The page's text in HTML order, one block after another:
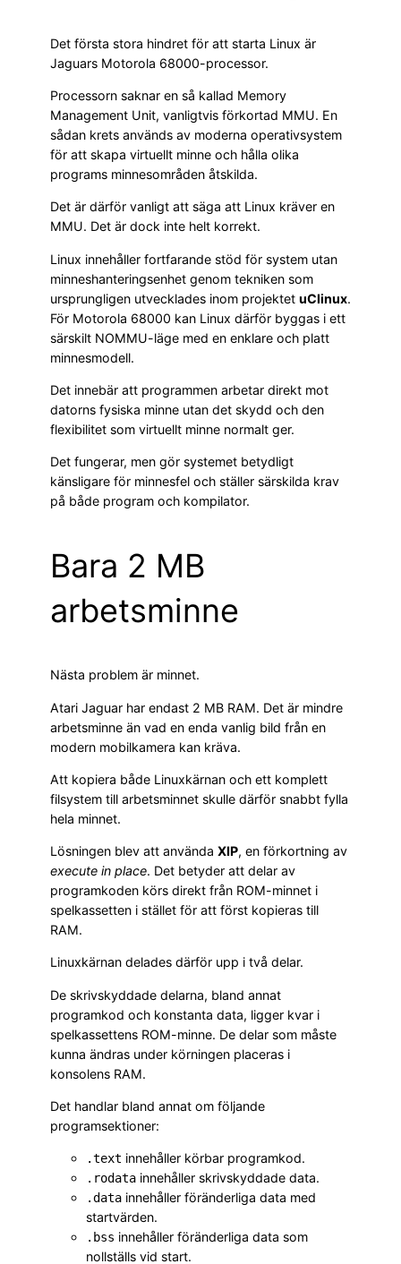
Det första stora hindret för att starta Linux är
Jaguars Motorola 68000-processor.
Processorn saknar en så kallad Memory
Management Unit, vanligtvis förkortad MMU. En
sådan krets används av moderna operativsystem
för att skapa virtuellt minne och hålla olika
programs minnesområden åtskilda.
Det är därför vanligt att säga att Linux kräver en
MMU. Det är dock inte helt korrekt.
Linux innehåller fortfarande stöd för system utan
minneshanteringsenhet genom tekniken som
ursprungligen utvecklades inom projektet uClinux.
För Motorola 68000 kan Linux därför byggas i ett
särskilt NOMMU-läge med en enklare och platt
minnesmodell.
Det innebär att programmen arbetar direkt mot
datorns fysiska minne utan det skydd och den
flexibilitet som virtuellt minne normalt ger.
Det fungerar, men gör systemet betydligt
känsligare för minnesfel och ställer särskilda krav
på både program och kompilator.
Bara 2 MB
arbetsminne
Nästa problem är minnet.
Atari Jaguar har endast 2 MB RAM. Det är mindre
arbetsminne än vad en enda vanlig bild från en
modern mobilkamera kan kräva.
Att kopiera både Linuxkärnan och ett komplett
filsystem till arbetsminnet skulle därför snabbt fylla
hela minnet.
Lösningen blev att använda XIP, en förkortning av
execute in place. Det betyder att delar av
programkoden körs direkt från ROM-minnet i
spelkassetten i stället för att först kopieras till
RAM.
Linuxkärnan delades därför upp i två delar.
De skrivskyddade delarna, bland annat
programkod och konstanta data, ligger kvar i
spelkassettens ROM-minne. De delar som måste
kunna ändras under körningen placeras i
konsolens RAM.
Det handlar bland annat om följande
programsektioner:
.text innehåller körbar programkod.
.rodata innehåller skrivskyddade data.
.data innehåller föränderliga data med
startvärden.
.bss innehåller föränderliga data som
nollställs vid start.